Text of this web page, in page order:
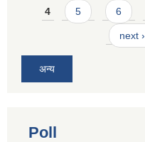
4 5 6
next ›
अन्य
Poll